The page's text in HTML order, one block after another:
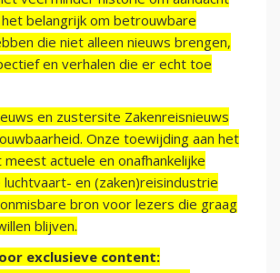
belangrijk om betrouwbare
die niet alleen nieuws brengen,
en verhalen die er echt toe
en zustersite Zakenreisnieuws
Onze toewijding aan het
actuele en onafhankelijke
en (zaken)reisindustrie
bron voor lezers die graag
blijven.
exclusieve content: